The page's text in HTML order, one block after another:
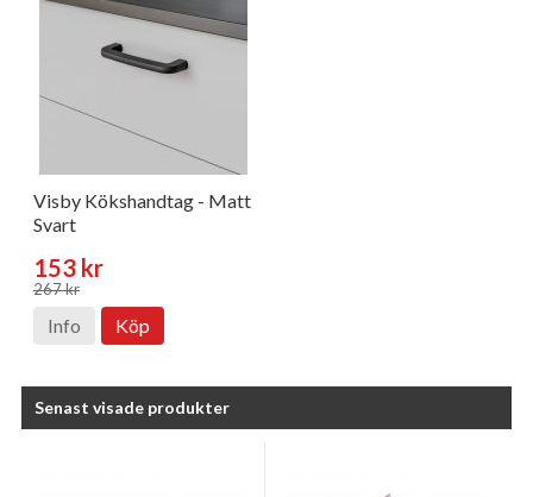
Visby Kökshandtag - Matt
Svart
153 kr
267 kr
Info Köp
Senast visade produkter